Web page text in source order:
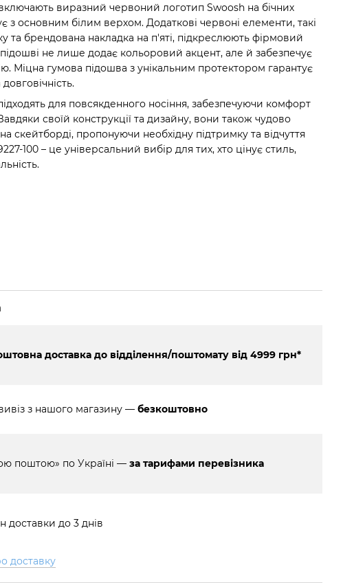
виразний червоний логотип Swoosh на бічних
з основним білим верхом. Додаткові червоні елементи, такі
та брендована накладка на п'яті, підкреслюють фірмовий
не лише додає кольоровий акцент, але й забезпечує
Міцна гумова підошва з унікальним протектором гарантує
для повсякденного носіння, забезпечуючи комфорт
своїй конструкції та дизайну, вони також чудово
скейтборді, пропонуючи необхідну підтримку та відчуття
100 – це універсальний вибір для тих, хто цінує стиль,
доставка до відділення/поштомату від 4999 грн*
з нашого магазину — безкоштовно
поштою» по Україні — за тарифами перевізника
доставки до 3 днів
доставку